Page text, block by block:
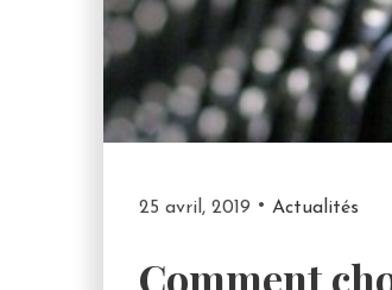
25 avril, 2019 Actualités
Comment